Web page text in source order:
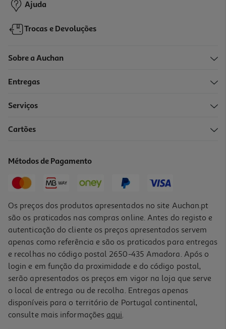
Ajuda
Trocas e Devoluções
Sobre a Auchan
Entregas
Serviços
Cartões
Métodos de Pagamento
Os preços dos produtos apresentados no site Auchan.pt
são os praticados nas compras online. Antes do registo e
autenticação do cliente os preços apresentados servem
apenas como referência e são os praticados para entregas
e recolhas no código postal 2650-435 Amadora. Após o
login e em função da proximidade e do código postal,
serão apresentados os preços em vigor na loja que serve
o local de entrega ou de recolha. Entregas apenas
disponíveis para o território de Portugal continental,
consulte mais informações aqui.